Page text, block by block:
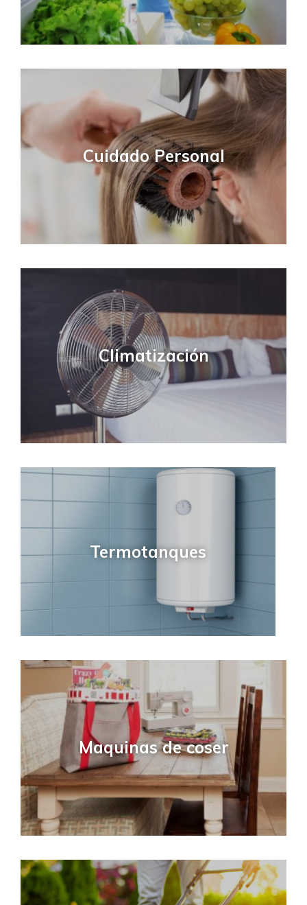
Cuidado Personal
Climatización
Termotanques
Maquinas de coser